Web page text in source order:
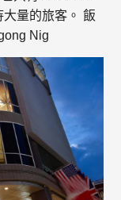
量的旅客。 飯
Nig